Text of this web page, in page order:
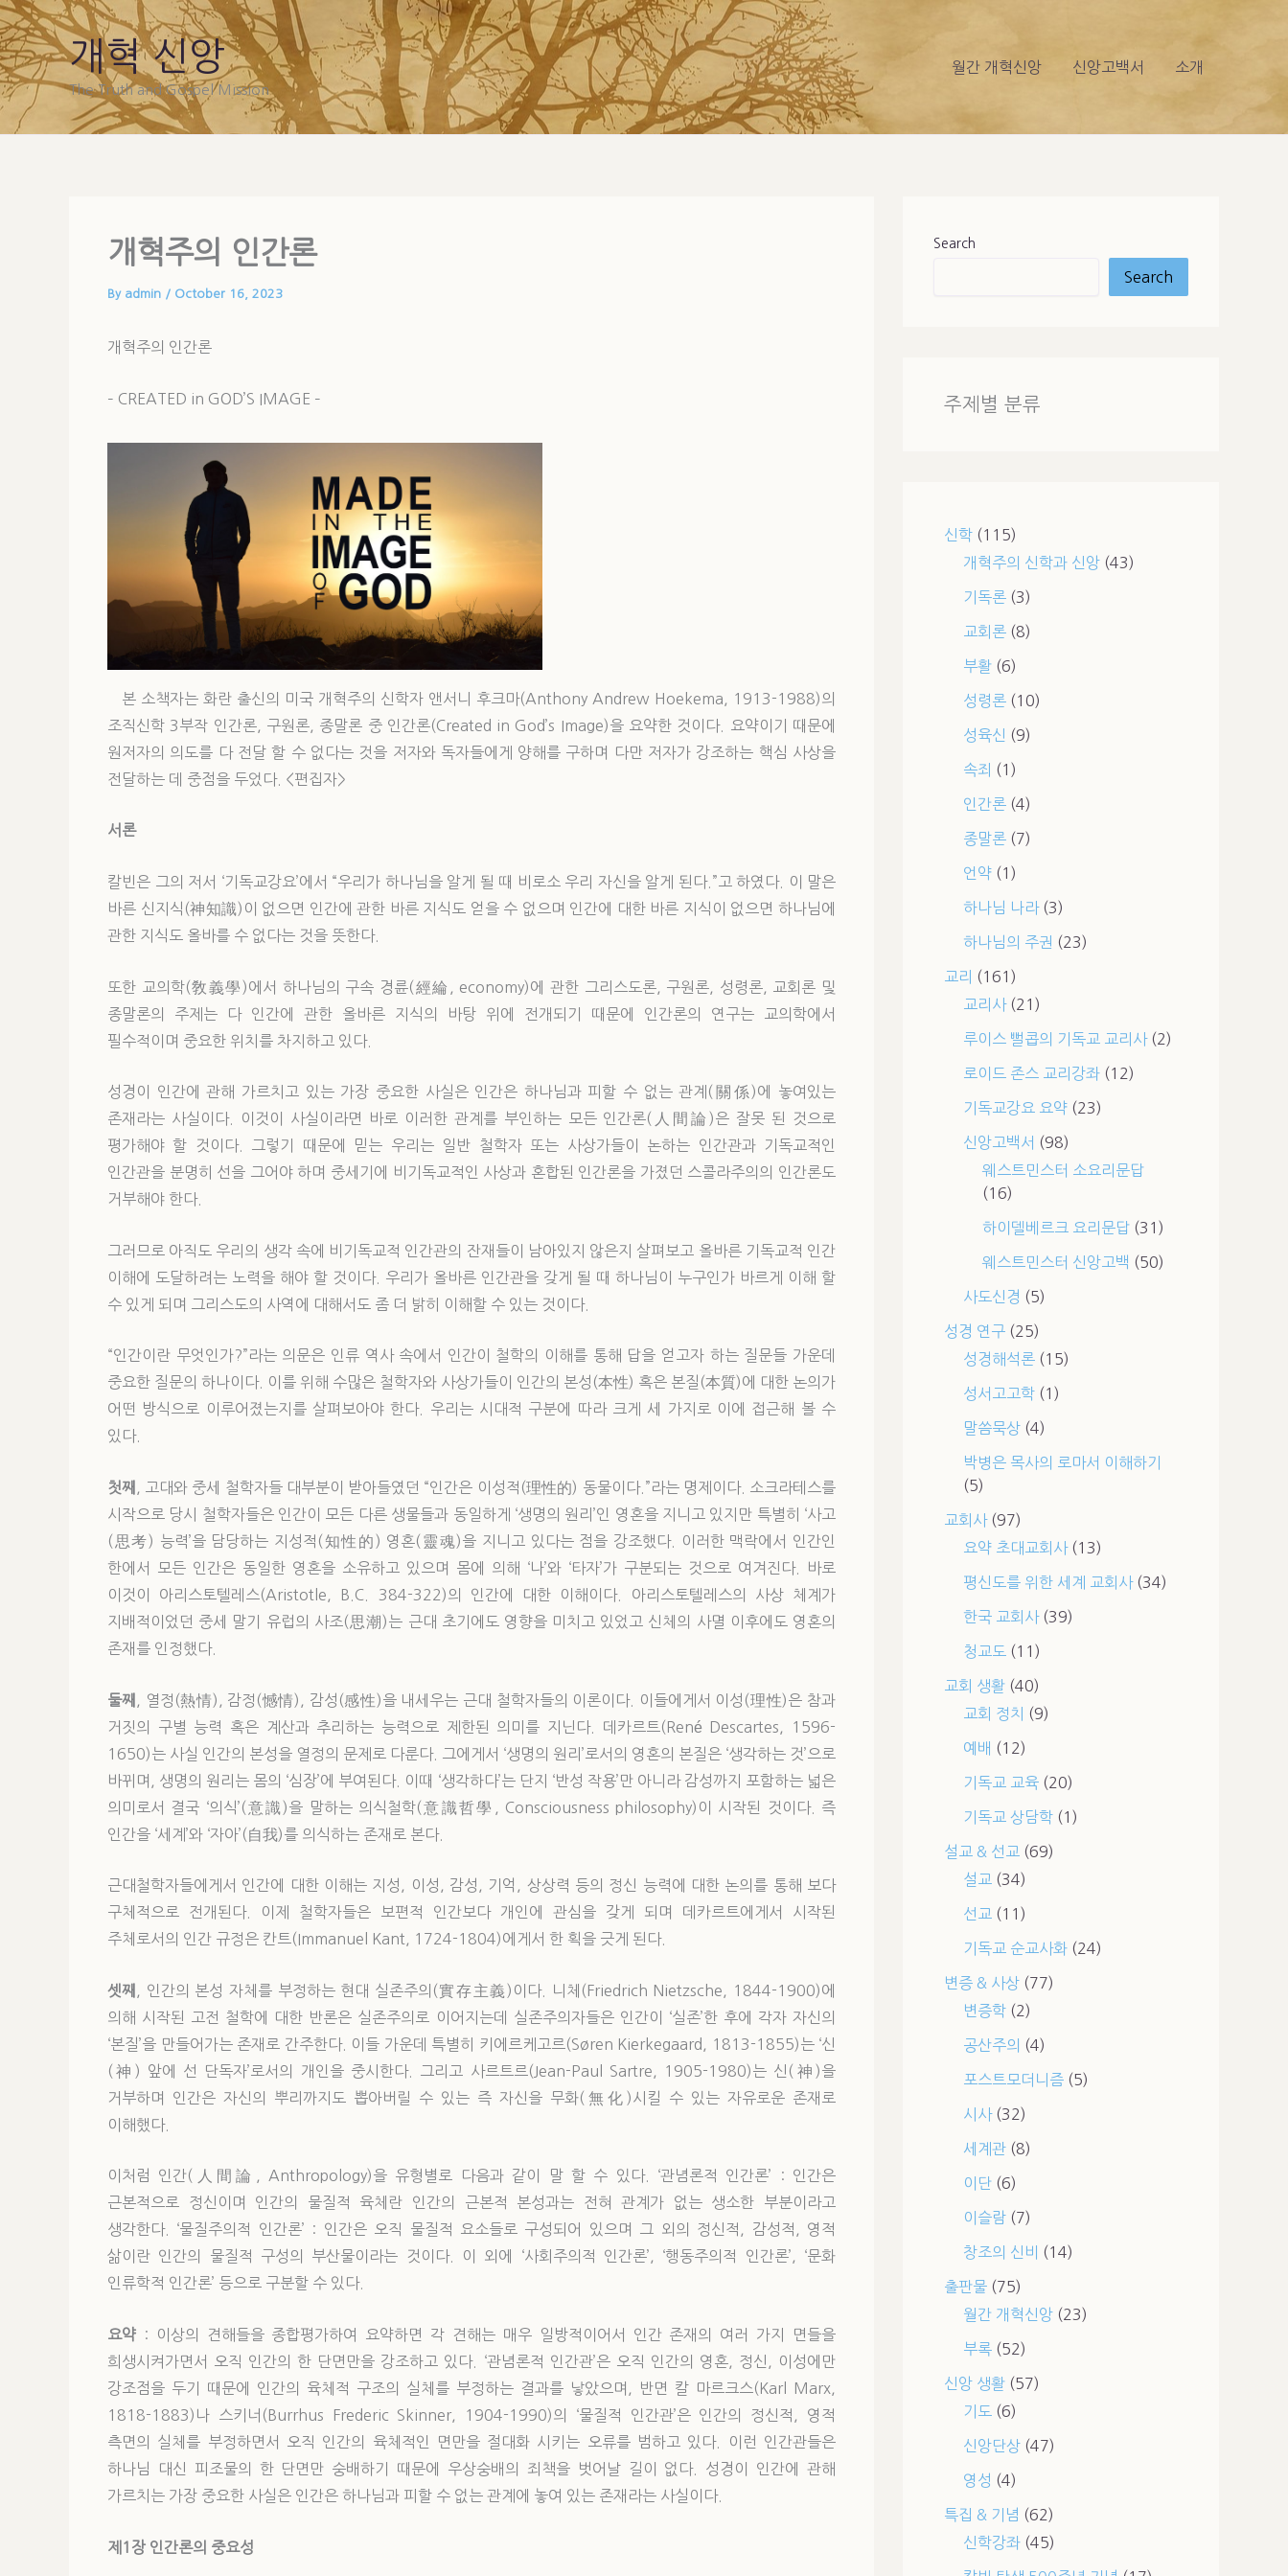
Skip
to
content
개혁 신앙
The Truth and Gospel Mission
월간 개혁신앙 신앙고백서 소개
개혁주의 인간론
By admin / October 16, 2023
개혁주의 인간론
– CREATED in GOD’S IMAGE –
본 소책자는 화란 출신의 미국 개혁주의 신학자 앤서니 후크마(Anthony Andrew Hoekema, 1913-1988)의
조직신학 3부작 인간론, 구원론, 종말론 중 인간론(Created in God’s Image)을 요약한 것이다. 요약이기 때문에
원저자의 의도를 다 전달 할 수 없다는 것을 저자와 독자들에게 양해를 구하며 다만 저자가 강조하는 핵심 사상을
전달하는 데 중점을 두었다. <편집자>
서론
칼빈은 그의 저서 ‘기독교강요’에서 “우리가 하나님을 알게 될 때 비로소 우리 자신을 알게 된다.”고 하였다. 이 말은
바른 신지식(神知識)이 없으면 인간에 관한 바른 지식도 얻을 수 없으며 인간에 대한 바른 지식이 없으면 하나님에
관한 지식도 올바를 수 없다는 것을 뜻한다.
또한 교의학(敎義學)에서 하나님의 구속 경륜(經綸, economy)에 관한 그리스도론, 구원론, 성령론, 교회론 및
종말론의 주제는 다 인간에 관한 올바른 지식의 바탕 위에 전개되기 때문에 인간론의 연구는 교의학에서
필수적이며 중요한 위치를 차지하고 있다.
성경이 인간에 관해 가르치고 있는 가장 중요한 사실은 인간은 하나님과 피할 수 없는 관계(關係)에 놓여있는
존재라는 사실이다. 이것이 사실이라면 바로 이러한 관계를 부인하는 모든 인간론(人間論)은 잘못 된 것으로
평가해야 할 것이다. 그렇기 때문에 믿는 우리는 일반 철학자 또는 사상가들이 논하는 인간관과 기독교적인
인간관을 분명히 선을 그어야 하며 중세기에 비기독교적인 사상과 혼합된 인간론을 가졌던 스콜라주의의 인간론도
거부해야 한다.
그러므로 아직도 우리의 생각 속에 비기독교적 인간관의 잔재들이 남아있지 않은지 살펴보고 올바른 기독교적 인간
이해에 도달하려는 노력을 해야 할 것이다. 우리가 올바른 인간관을 갖게 될 때 하나님이 누구인가 바르게 이해 할
수 있게 되며 그리스도의 사역에 대해서도 좀 더 밝히 이해할 수 있는 것이다.
“인간이란 무엇인가?”라는 의문은 인류 역사 속에서 인간이 철학의 이해를 통해 답을 얻고자 하는 질문들 가운데
중요한 질문의 하나이다. 이를 위해 수많은 철학자와 사상가들이 인간의 본성(本性) 혹은 본질(本質)에 대한 논의가
어떤 방식으로 이루어졌는지를 살펴보아야 한다. 우리는 시대적 구분에 따라 크게 세 가지로 이에 접근해 볼 수
있다.
첫째
, 고대와 중세 철학자들 대부분이 받아들였던 “인간은 이성적(理性的) 동물이다.”라는 명제이다. 소크라테스를
시작으로 당시 철학자들은 인간이 모든 다른 생물들과 동일하게 ‘생명의 원리’인 영혼을 지니고 있지만 특별히 ‘사고
(思考) 능력’을 담당하는 지성적(知性的) 영혼(靈魂)을 지니고 있다는 점을 강조했다. 이러한 맥락에서 인간인
한에서 모든 인간은 동일한 영혼을 소유하고 있으며 몸에 의해 ‘나’와 ‘타자’가 구분되는 것으로 여겨진다. 바로
이것이 아리스토텔레스(Aristotle, B.C. 384-322)의 인간에 대한 이해이다. 아리스토텔레스의 사상 체계가
지배적이었던 중세 말기 유럽의 사조(思潮)는 근대 초기에도 영향을 미치고 있었고 신체의 사멸 이후에도 영혼의
존재를 인정했다.
둘째
, 열정(熱情), 감정(憾情), 감성(感性)을 내세우는 근대 철학자들의 이론이다. 이들에게서 이성(理性)은 참과
거짓의 구별 능력 혹은 계산과 추리하는 능력으로 제한된 의미를 지닌다. 데카르트(René Descartes, 1596-
1650)는 사실 인간의 본성을 열정의 문제로 다룬다. 그에게서 ‘생명의 원리’로서의 영혼의 본질은 ‘생각하는 것’으로
바뀌며, 생명의 원리는 몸의 ‘심장’에 부여된다. 이때 ‘생각하다’는 단지 ‘반성 작용’만 아니라 감성까지 포함하는 넓은
의미로서 결국 ‘의식’(意識)을 말하는 의식철학(意識哲學, Consciousness philosophy)이 시작된 것이다. 즉
인간을 ‘세계’와 ‘자아’(自我)를 의식하는 존재로 본다.
근대철학자들에게서 인간에 대한 이해는 지성, 이성, 감성, 기억, 상상력 등의 정신 능력에 대한 논의를 통해 보다
구체적으로 전개된다. 이제 철학자들은 보편적 인간보다 개인에 관심을 갖게 되며 데카르트에게서 시작된
주체로서의 인간 규정은 칸트(Immanuel Kant, 1724-1804)에게서 한 획을 긋게 된다.
셋째
, 인간의 본성 자체를 부정하는 현대 실존주의(實存主義)이다. 니체(Friedrich Nietzsche, 1844-1900)에
의해 시작된 고전 철학에 대한 반론은 실존주의로 이어지는데 실존주의자들은 인간이 ‘실존’한 후에 각자 자신의
‘본질’을 만들어가는 존재로 간주한다. 이들 가운데 특별히 키에르케고르(Søren Kierkegaard, 1813-1855)는 ‘신
(神) 앞에 선 단독자’로서의 개인을 중시한다. 그리고 사르트르(Jean-Paul Sartre, 1905-1980)는 신(神)을
거부하며 인간은 자신의 뿌리까지도 뽑아버릴 수 있는 즉 자신을 무화(無化)시킬 수 있는 자유로운 존재로
이해했다.
이처럼 인간(人間論, Anthropology)을 유형별로 다음과 같이 말 할 수 있다. ‘관념론적 인간론’ : 인간은
근본적으로 정신이며 인간의 물질적 육체란 인간의 근본적 본성과는 전혀 관계가 없는 생소한 부분이라고
생각한다. ‘물질주의적 인간론’ : 인간은 오직 물질적 요소들로 구성되어 있으며 그 외의 정신적, 감성적, 영적
삶이란 인간의 물질적 구성의 부산물이라는 것이다. 이 외에 ‘사회주의적 인간론’, ‘행동주의적 인간론’, ‘문화
인류학적 인간론’ 등으로 구분할 수 있다.
요약 : 이상의 견해들을 종합평가하여 요약하면 각 견해는 매우 일방적이어서 인간 존재의 여러 가지 면들을
희생시켜가면서 오직 인간의 한 단면만을 강조하고 있다. ‘관념론적 인간관’은 오직 인간의 영혼, 정신, 이성에만
강조점을 두기 때문에 인간의 육체적 구조의 실체를 부정하는 결과를 낳았으며, 반면 칼 마르크스(Karl Marx,
1818-1883)나 스키너(Burrhus Frederic Skinner, 1904-1990)의 ‘물질적 인간관’은 인간의 정신적, 영적
측면의 실체를 부정하면서 오직 인간의 육체적인 면만을 절대화 시키는 오류를 범하고 있다. 이런 인간관들은
하나님 대신 피조물의 한 단면만 숭배하기 때문에 우상숭배의 죄책을 벗어날 길이 없다. 성경이 인간에 관해
가르치는 가장 중요한 사실은 인간은 하나님과 피할 수 없는 관계에 놓여 있는 존재라는 사실이다.
제1장 인간론의 중요성
Search
Search
주제별 분류
신학(115)
개혁주의 신학과 신앙(43)
기독론(3)
교회론(8)
부활(6)
성령론(10)
성육신 (9)
속죄 (1)
인간론(4)
종말론(7)
언약(1)
하나님 나라(3)
하나님의 주권 (23)
교리 (161)
교리사(21)
루이스 뻘콥의 기독교 교리사(2)
로이드 존스 교리강좌(12)
기독교강요 요약(23)
신앙고백서 (98)
웨스트민스터 소요리문답
(16)
하이델베르크 요리문답(31)
웨스트민스터 신앙고백 (50)
사도신경 (5)
성경 연구(25)
성경해석론(15)
성서고고학(1)
말씀묵상(4)
박병은 목사의 로마서 이해하기
(5)
교회사(97)
요약 초대교회사(13)
평신도를 위한 세계 교회사(34)
한국 교회사(39)
청교도 (11)
교회 생활(40)
교회 정치
(9)
예배 (12)
기독교 교육(20)
기독교 상담학(1)
설교 & 선교 (69)
설교 (34)
선교 (11)
기독교 순교사화(24)
변증 & 사상(77)
변증학(2)
공산주의 (4)
포스트모더니즘(5)
시사(32)
세계관(8)
이단(6)
이슬람(7)
창조의 신비 (14)
출판물(75)
월간 개혁신앙(23)
부록(52)
신앙 생활(57)
기도 (6)
신앙단상(47)
영성 (4)
특집 & 기념 (62)
신학강좌(45)